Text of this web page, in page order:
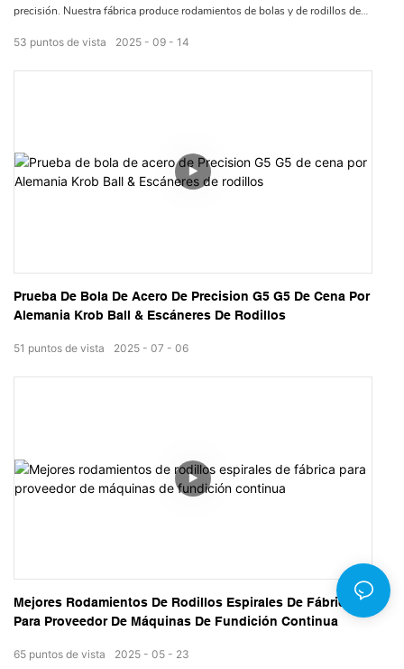
precisión. Nuestra fábrica produce rodamientos de bolas y de rodillos de
2025 09 14
53 puntos de vista
Prueba De Bola De Acero De Precision G5 G5 De Cena Por
Alemania Krob Ball & Escáneres De Rodillos
2025 07 06
51 puntos de vista
Mejores Rodamientos De Rodillos Espirales De Fábrica
Para Proveedor De Máquinas De Fundición Continua
2025 05 23
65 puntos de vista